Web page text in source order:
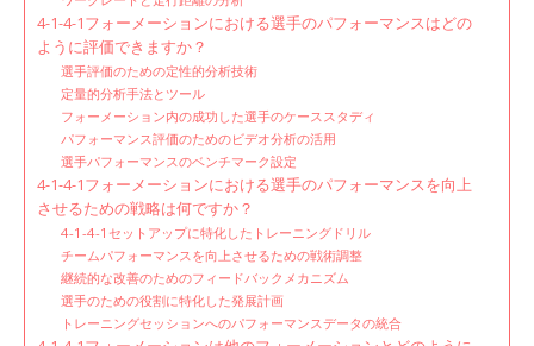
4-1-4-1フォーメーションにおける選手のパフォーマンスはどの
ように評価できますか？
選手評価のための定性的分析技術
定量的分析手法とツール
フォーメーション内の成功した選手のケーススタディ
パフォーマンス評価のためのビデオ分析の活用
選手パフォーマンスのベンチマーク設定
4-1-4-1フォーメーションにおける選手のパフォーマンスを向上
させるための戦略は何ですか？
4-1-4-1セットアップに特化したトレーニングドリル
チームパフォーマンスを向上させるための戦術調整
継続的な改善のためのフィードバックメカニズム
選手のための役割に特化した発展計画
トレーニングセッションへのパフォーマンスデータの統合